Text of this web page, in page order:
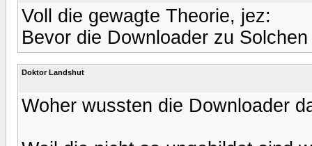
Voll die gewagte Theorie, jez:
Bevor die Downloader zu
Doktor Landshut
Woher wussten die Downloader